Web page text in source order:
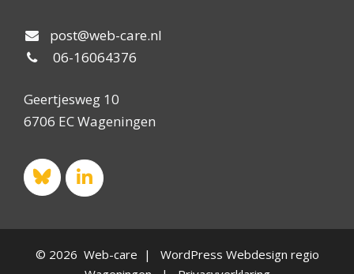
post@web-care.nl
06-16064376
Geertjesweg 10
6706 EC Wageningen
© 2026 Web-care | WordPress Webdesign regio